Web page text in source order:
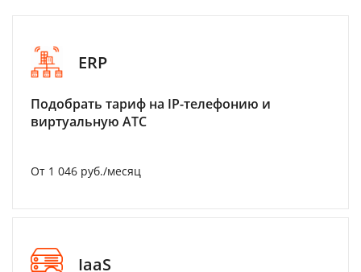
ERP
Подобрать тариф на IP-телефонию и
виртуальную АТС
От 1 046 руб./месяц
IaaS